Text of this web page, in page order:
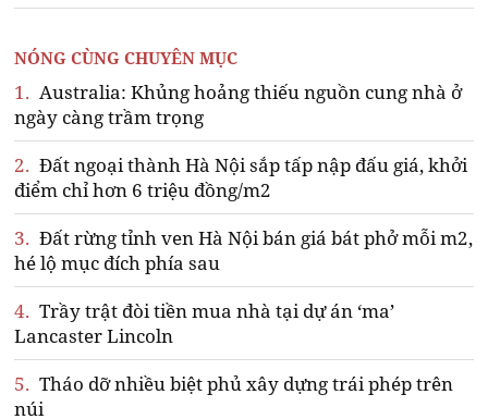
NÓNG CÙNG CHUYÊN MỤC
1. Australia: Khủng hoảng thiếu nguồn cung nhà ở
ngày càng trầm trọng
2. Đất ngoại thành Hà Nội sắp tấp nập đấu giá, khởi
điểm chỉ hơn 6 triệu đồng/m2
3. Đất rừng tỉnh ven Hà Nội bán giá bát phở mỗi m2,
hé lộ mục đích phía sau
4. Trầy trật đòi tiền mua nhà tại dự án ‘ma’
Lancaster Lincoln
5. Tháo dỡ nhiều biệt phủ xây dựng trái phép trên
núi